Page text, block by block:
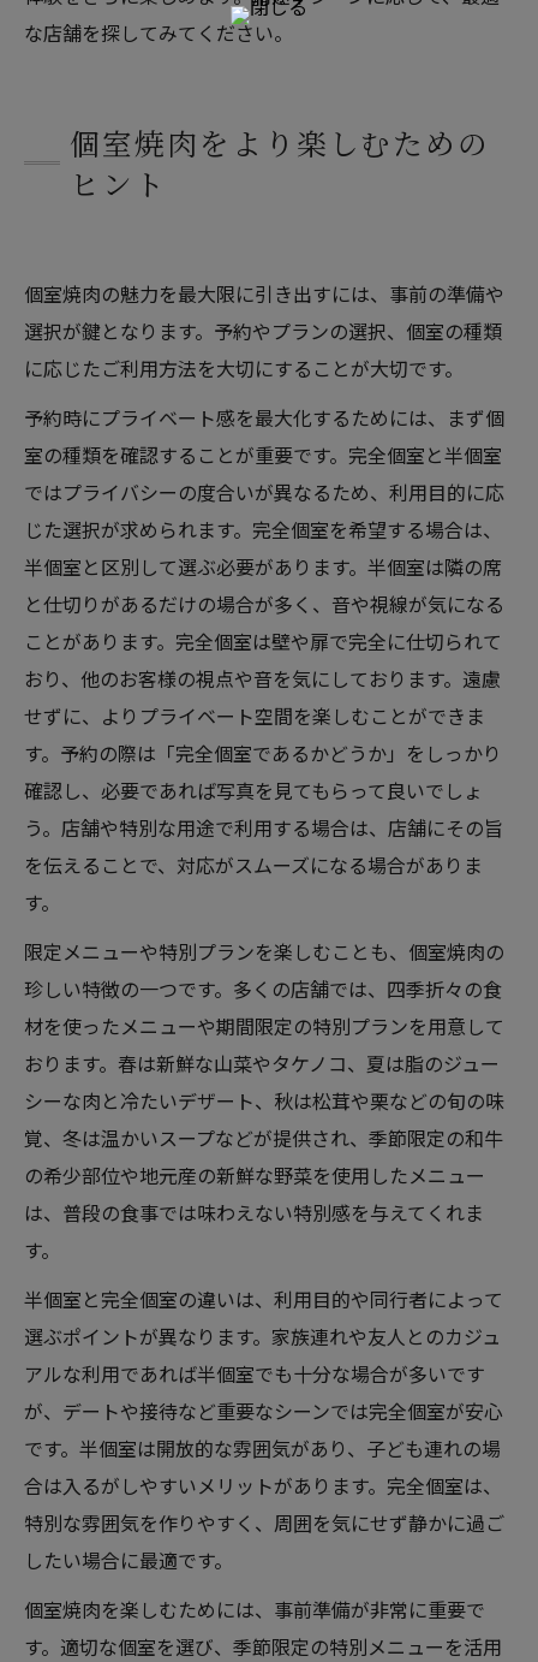
な店舗を探してみてください。
個室焼肉をより楽しむための
ヒント
個室焼肉の魅力を最大限に引き出すには、事前の準備や
選択が鍵となります。予約やプランの選択、個室の種類
に応じたご利用方法を大切にすることが大切です。
予約時にプライベート感を最大化するためには、まず個
室の種類を確認することが重要です。完全個室と半個室
ではプライバシーの度合いが異なるため、利用目的に応
じた選択が求められます。完全個室を希望する場合は、
半個室と区別して選ぶ必要があります。半個室は隣の席
と仕切りがあるだけの場合が多く、音や視線が気になる
ことがあります。完全個室は壁や扉で完全に仕切られて
おり、他のお客様の視点や音を気にしております。遠慮
せずに、よりプライベート空間を楽しむことができま
す。予約の際は「完全個室であるかどうか」をしっかり
確認し、必要であれば写真を見てもらって良いでしょ
う。店舗や特別な用途で利用する場合は、店舗にその旨
を伝えることで、対応がスムーズになる場合がありま
す。
限定メニューや特別プランを楽しむことも、個室焼肉の
珍しい特徴の一つです。多くの店舗では、四季折々の食
材を使ったメニューや期間限定の特別プランを用意して
おります。春は新鮮な山菜やタケノコ、夏は脂のジュー
シーな肉と冷たいデザート、秋は松茸や栗などの旬の味
覚、冬は温かいスープなどが提供され、季節限定の和牛
の希少部位や地元産の新鮮な野菜を使用したメニュー
は、普段の食事では味わえない特別感を与えてくれま
す。
半個室と完全個室の違いは、利用目的や同行者によって
選ぶポイントが異なります。家族連れや友人とのカジュ
アルな利用であれば半個室でも十分な場合が多いです
が、デートや接待など重要なシーンでは完全個室が安心
です。半個室は開放的な雰囲気があり、子ども連れの場
合は入るがしやすいメリットがあります。完全個室は、
特別な雰囲気を作りやすく、周囲を気にせず静かに過ご
したい場合に最適です。
個室焼肉を楽しむためには、事前準備が非常に重要で
す。適切な個室を選び、季節限定の特別メニューを活用